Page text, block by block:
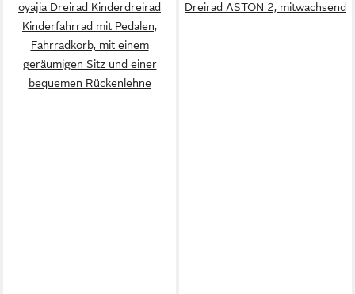
oyajia Dreirad Kinderdreirad
Kinderfahrrad mit Pedalen,
Fahrradkorb, mit einem
geräumigen Sitz und einer
bequemen Rückenlehne
Dreirad ASTON 2, mitwachsend